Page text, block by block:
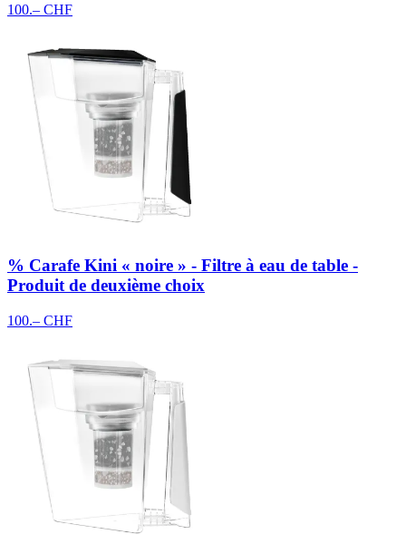
100.– CHF
% Carafe Kini « noire » - Filtre à eau de table -
Produit de deuxième choix
100.– CHF